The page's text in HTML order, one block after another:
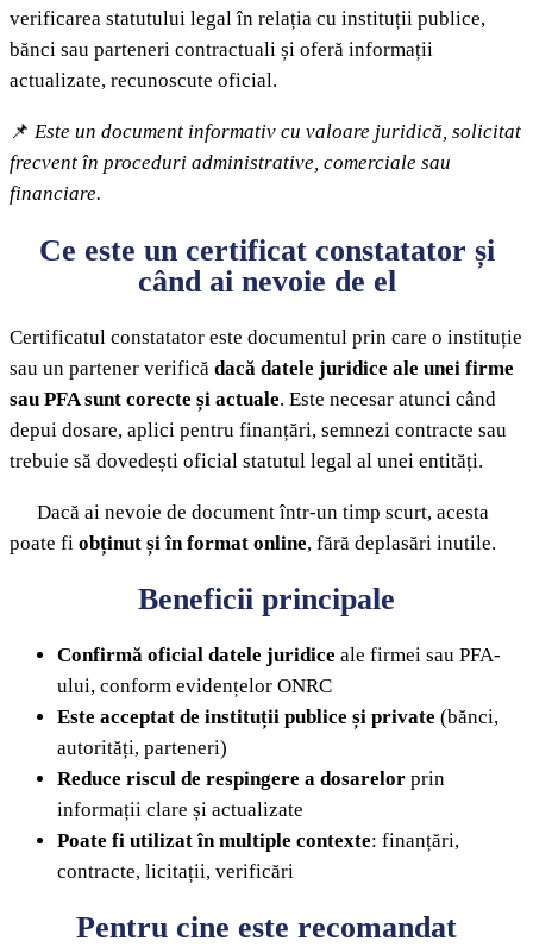
verificarea statutului legal în relația cu instituții publice,
bănci sau parteneri contractuali și oferă informații
actualizate, recunoscute oficial.
📌 Este un document informativ cu valoare juridică, solicitat
frecvent în proceduri administrative, comerciale sau
financiare.
Ce este un certificat constatator și
când ai nevoie de el
Certificatul constatator este documentul prin care o instituție
sau un partener verifică dacă datele juridice ale unei firme
sau PFA sunt corecte și actuale. Este necesar atunci când
depui dosare, aplici pentru finanțări, semnezi contracte sau
trebuie să dovedești oficial statutul legal al unei entități.
Dacă ai nevoie de document într-un timp scurt, acesta
poate fi obținut și în format online, fără deplasări inutile.
Beneficii principale
Confirmă oficial datele juridice ale firmei sau PFA-
ului, conform evidențelor ONRC
Este acceptat de instituții publice și private (bănci,
autorități, parteneri)
Reduce riscul de respingere a dosarelor prin
informații clare și actualizate
Poate fi utilizat în multiple contexte: finanțări,
contracte, licitații, verificări
Pentru cine este recomandat